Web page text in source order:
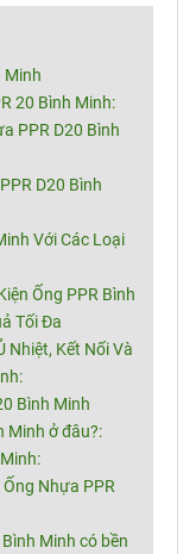
Minh
20 Bình Minh:
PPR D20 Bình
D20 Bình
Với Các Loại
Ống PPR Bình
Tối Đa
Nhiệt, Kết Nối Và
Bình Minh
Minh ở đâu?:
Nhựa PPR
Minh có bền